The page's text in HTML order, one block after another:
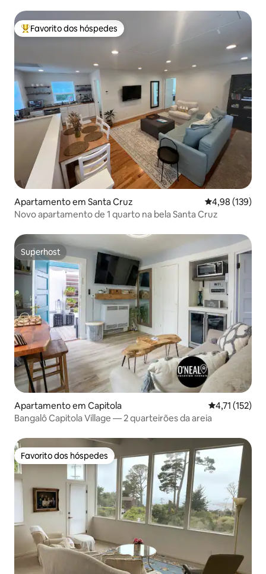
Favoritos dos hóspedes mais apreciados
Favorito dos hóspedes
Apartamento em Santa Cruz Classificação
4,98 (139)
Novo apartamento de 1 quarto na bela Santa Cruz
Superhost
Superhost
Apartamento em Capitola Classificação
4,71 (152)
Bangalô Capitola Village — 2 quarteirões da areia
Favorito dos hóspedes
Favorito dos hóspedes